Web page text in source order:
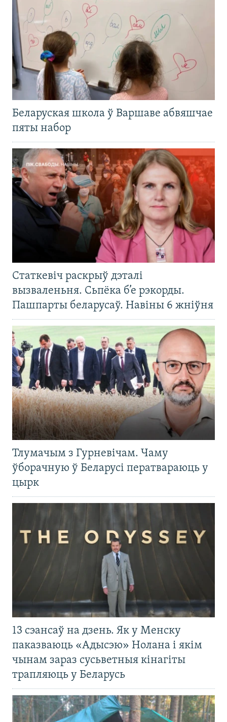
Беларуская школа ў Варшаве абвяшчае
пяты набор
Статкевіч раскрыў дэталі
вызваленьня. Сьпёка б’е рэкорды.
Пашпарты беларусаў. Навіны 6 жніўня
Тлумачым з Гурневічам. Чаму
ўборачную ў Беларусі ператвараюць у
цырк
13 сэансаў на дзень. Як у Менску
паказваюць «Адысэю» Нолана і якім
чынам зараз сусьветныя кінагіты
трапляюць у Беларусь